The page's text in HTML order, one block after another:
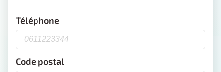
Téléphone
Code postal